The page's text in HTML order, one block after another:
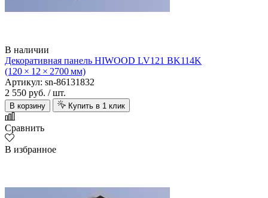
В наличии
Декоративная панель HIWOOD LV121 BK114K
(120 × 12 × 2700 мм)
Артикул: sn-86131832
2 550 руб. / шт.
В корзину Купить в 1 клик
Сравнить
В избранное